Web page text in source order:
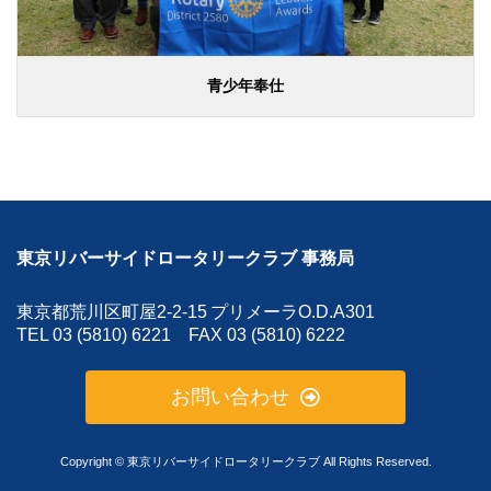
青少年奉仕
東京リバーサイドロータリークラブ 事務局
東京都荒川区町屋2-2-15 プリメーラO.D.A301
TEL 03 (5810) 6221 FAX 03 (5810) 6222
お問い合わせ
Copyright © 東京リバーサイドロータリークラブ All Rights Reserved.